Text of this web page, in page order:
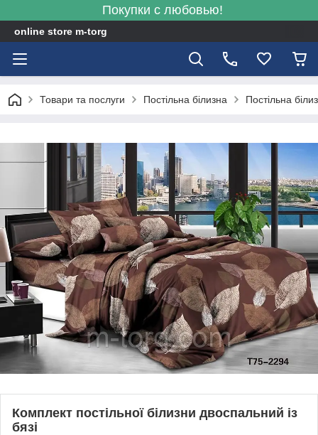
Покупки с любовью!
online store m-torg
Товари та послуги Постільна білизна Постільна
Комплект постільної білизни двоспальний із
бязі